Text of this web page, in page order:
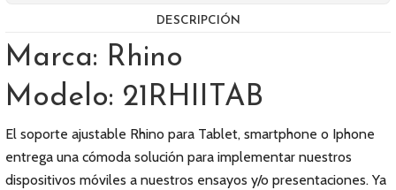
DESCRIPCIÓN
Marca: Rhino
Modelo: 21RHIITAB
El soporte ajustable Rhino para Tablet, smartphone o Iphone
entrega una cómoda solución para implementar nuestros
dispositivos móviles a nuestros ensayos y/o presentaciones. Ya